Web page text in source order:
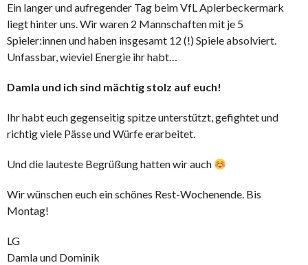
Ein langer und aufregender Tag beim VfL Aplerbeckermark
liegt hinter uns. Wir waren 2 Mannschaften mit je 5
Spieler:innen und haben insgesamt 12 (!) Spiele absolviert.
Unfassbar, wieviel Energie ihr habt…
Damla und ich sind mächtig stolz auf euch!
Ihr habt euch gegenseitig spitze unterstützt, gefightet und
richtig viele Pässe und Würfe erarbeitet.
Und die lauteste Begrüßung hatten wir auch
Wir wünschen euch ein schönes Rest-Wochenende. Bis
Montag!
LG
Damla und Dominik